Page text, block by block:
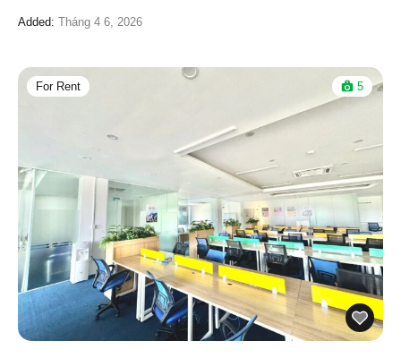
Added: Tháng 4 6, 2026
For Rent 5